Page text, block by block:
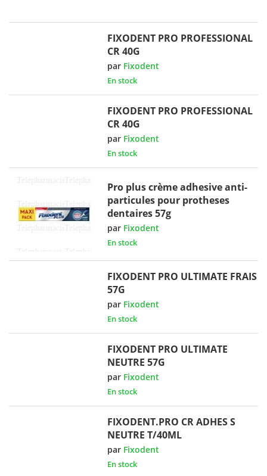
FIXODENT PRO PROFESSIONAL
CR 40G
par Fixodent
En stock
FIXODENT PRO PROFESSIONAL
CR 40G
par Fixodent
En stock
Pro plus crème adhesive anti-
particules pour protheses
dentaires 57g
par Fixodent
En stock
FIXODENT PRO ULTIMATE FRAIS
57G
par Fixodent
En stock
FIXODENT PRO ULTIMATE
NEUTRE 57G
par Fixodent
En stock
FIXODENT.PRO CR ADHES S
NEUTRE T/40ML
par Fixodent
En stock